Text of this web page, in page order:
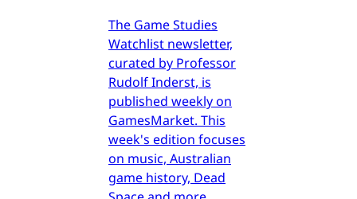
The Game Studies
Watchlist newsletter,
curated by Professor
Rudolf Inderst, is
published weekly on
GamesMarket. This
week's edition focuses
on music, Australian
game history, Dead